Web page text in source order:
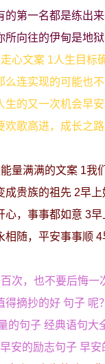
的第一名都是练出
向往的伊甸是地狱
心文案 1人生目标
么连实现的可能也
生的又一次机会早
欢歌高进，成长之
量满满的文案 1我
成贵族的祖先 2早
心，事事都如意 3
随，平安事事顺 4
次，也不要后悔一
得摘抄的好 句子 呢
的句子 经典语句大
安的励志句子 早安